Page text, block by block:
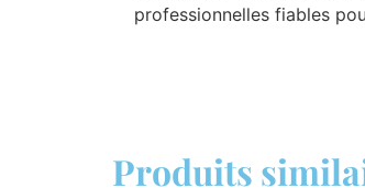
professionnelles fiables
Produits